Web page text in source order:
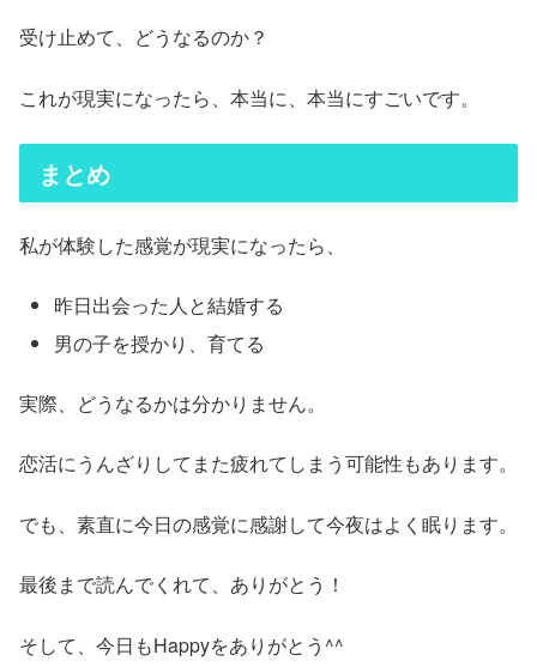
受け止めて、どうなるのか？
これが現実になったら、本当に、本当にすごいです。
まとめ
私が体験した感覚が現実になったら、
昨日出会った人と結婚する
男の子を授かり、育てる
実際、どうなるかは分かりません。
恋活にうんざりしてまた疲れてしまう可能性もあります。
でも、素直に今日の感覚に感謝して今夜はよく眠ります。
最後まで読んでくれて、ありがとう！
そして、今日もHappyをありがとう^^